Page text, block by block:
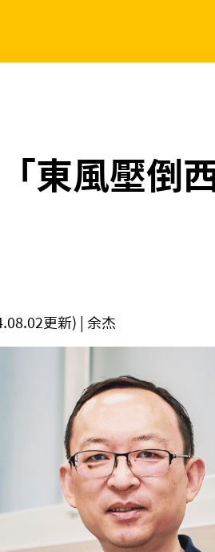
東風壓倒
更新) | 余杰